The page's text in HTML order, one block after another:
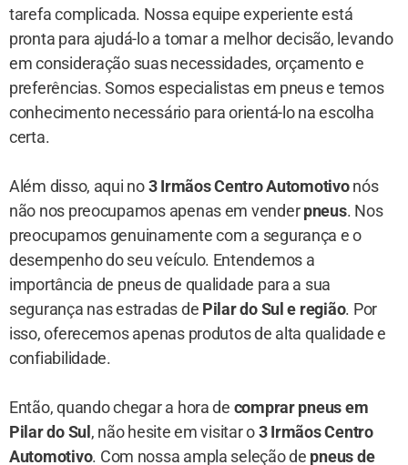
tarefa complicada. Nossa equipe experiente está
pronta para ajudá-lo a tomar a melhor decisão, levando
em consideração suas necessidades, orçamento e
preferências. Somos especialistas em pneus e temos
conhecimento necessário para orientá-lo na escolha
certa.
Além disso, aqui no3 Irmãos Centro Automotivonós
não nos preocupamos apenas em venderpneus. Nos
preocupamos genuinamente com a segurança e o
desempenho do seu veículo. Entendemos a
importância de pneus de qualidade para a sua
segurança nas estradas de Pilar do Sul e região. Por
isso, oferecemos apenas produtos de alta qualidade e
confiabilidade.
Então, quando chegar a hora de comprar pneus em
Pilar do Sul , não hesite em visitar o3 Irmãos Centro
Automotivo. Com nossa ampla seleção de pneus de